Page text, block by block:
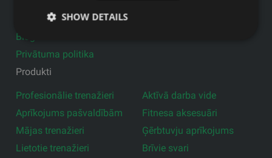
Ražotāji
Blogs
Privātuma politika
Produkti
Profesionālie trenažieri
Aprīkojums pašvaldībām
Mājas trenažieri
Lietotie trenažieri
Aktīvā darba vide
Fitnesa aksesuāri
Ģērbtuvju aprīkojums
Brīvie svari
SHOW DETAILS